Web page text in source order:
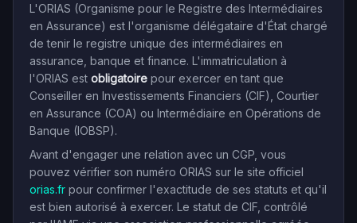
L'ORIAS (Organisme pour le Registre des Intermédiaires
en Assurance) est l'organisme délégataire d'État chargé
de tenir le registre unique des intermédiaires en
assurance, banque et finance. L'immatriculation à
l'ORIAS est obligatoire pour exercer en tant que
Conseiller en Investissements Financiers (CIF), Courtier
en Assurance (COA) ou Intermédiaire en Opérations de
Banque (IOBSP).
Avant d'engager une relation avec un CGP, vous
pouvez vérifier son numéro ORIAS sur le site officiel
orias.fr pour confirmer l'exactitude de ses statuts et qu'il
est bien autorisé à exercer. Le statut de CIF, contrôlé